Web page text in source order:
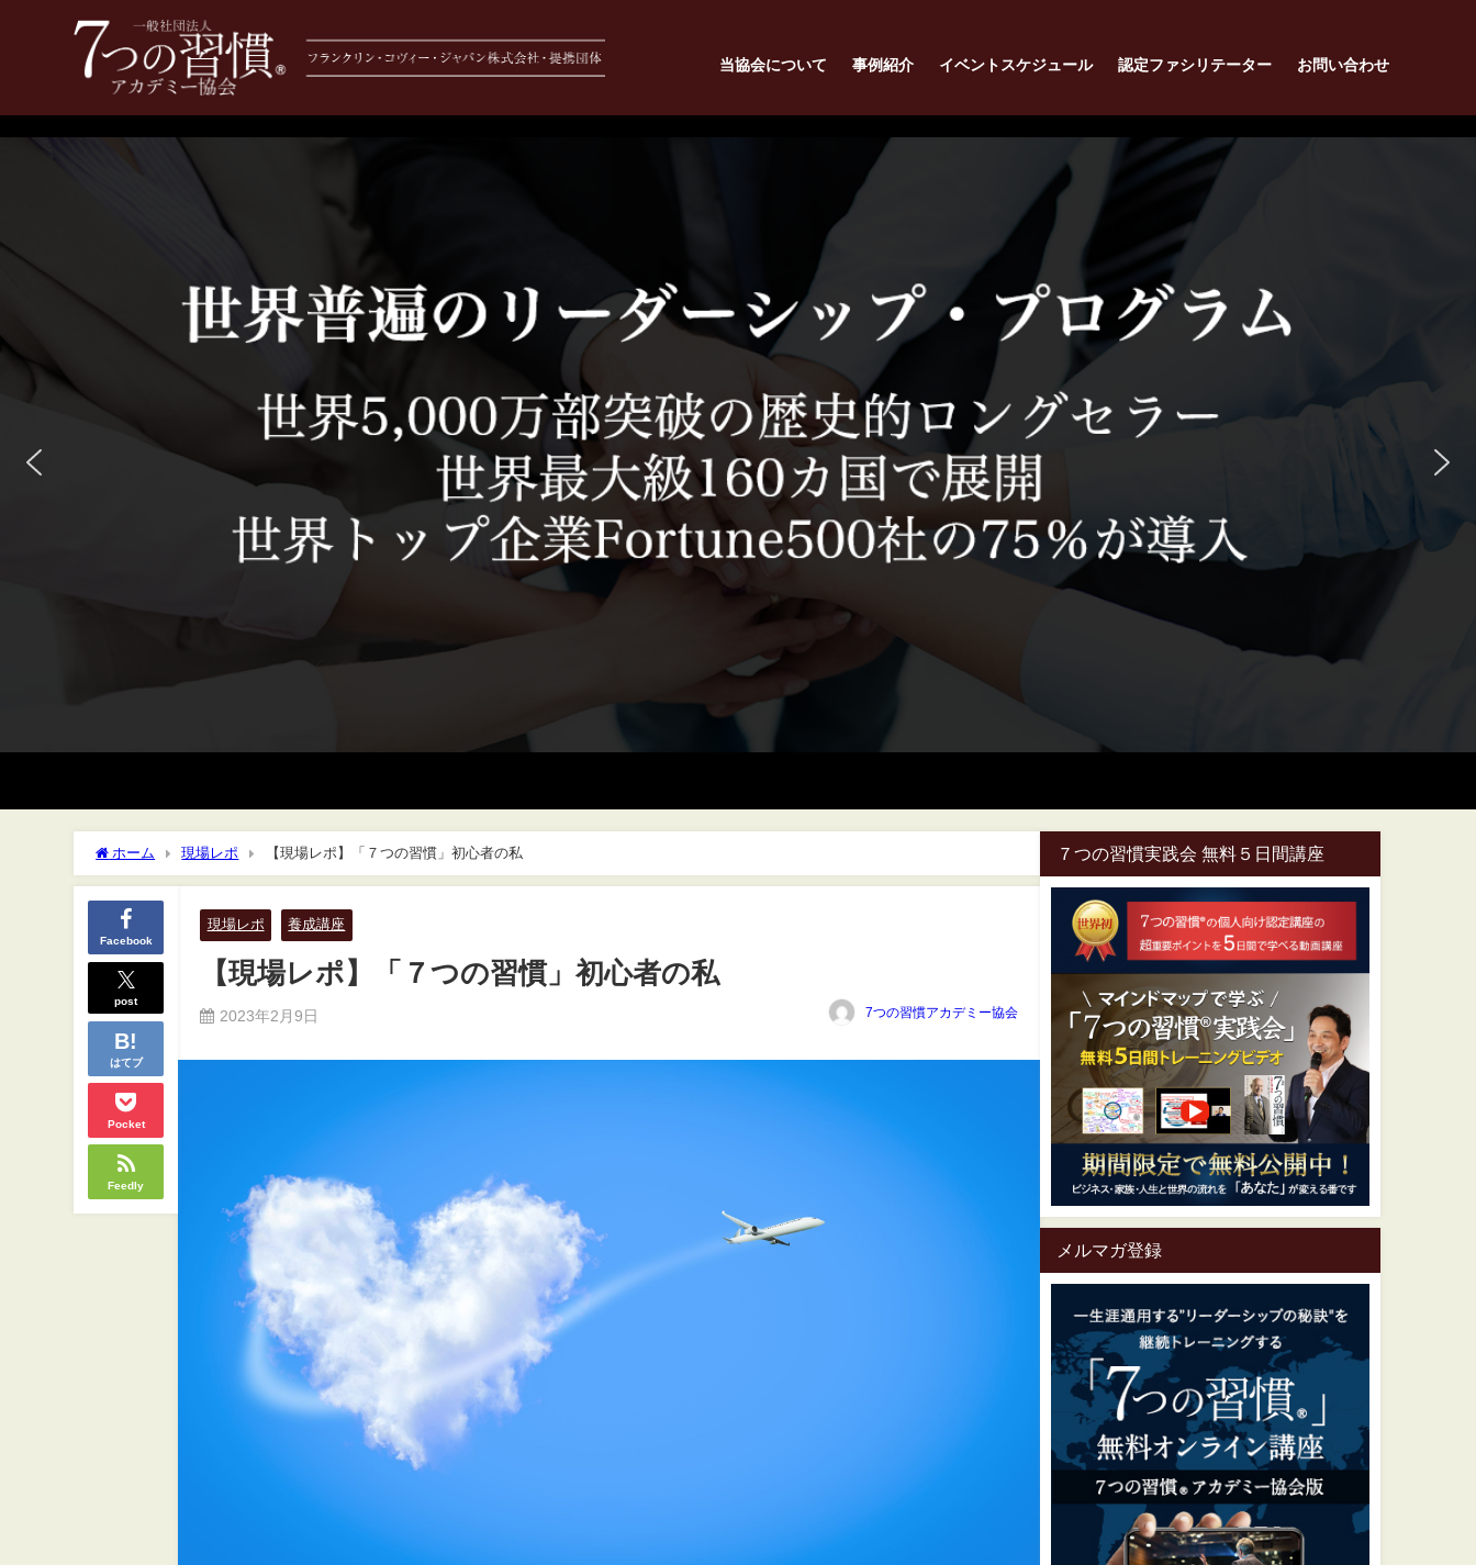
当協会について 事例紹介 イベントスケジュール 認定ファシリテーター お問い合わせ
ホーム 現場レポ 【現場レポ】「７つの習慣」初心者の私
Facebook
post
はてブ
Pocket
Feedly
現場レポ 養成講座
【現場レポ】「７つの習慣」初心者の私
2023年2月9日 7つの習慣アカデミー協会
７つの習慣実践会 無料５日間講座
メルマガ登録